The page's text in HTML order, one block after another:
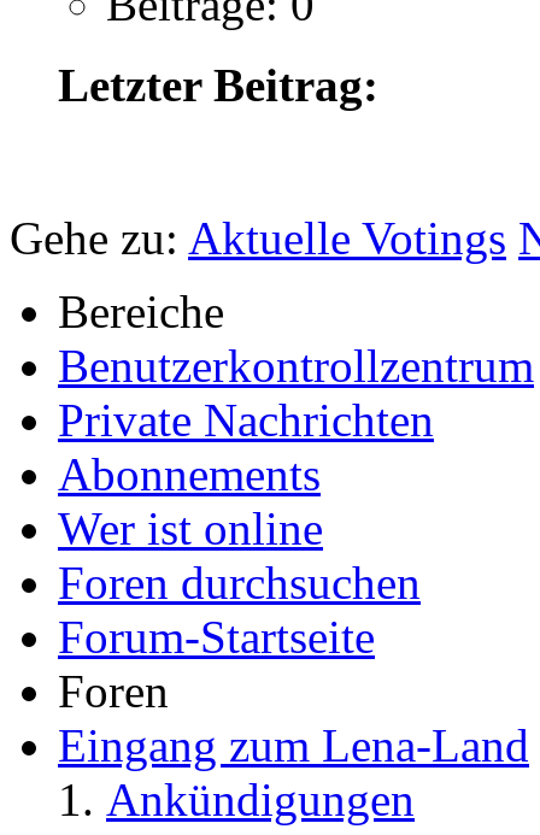
Letzter Beitrag:
Gehe zu: Aktuelle Votings
Bereiche
Benutzerkontrollzentrum
Private Nachrichten
Abonnements
Wer ist online
Foren durchsuchen
Forum-Startseite
Foren
Eingang zum Lena-Land
Ankündigungen